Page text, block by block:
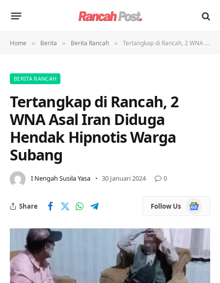
Home » Berita » Berita Rancah » Tertangkap di Rancah, 2 WNA Asal Iran Diduga Hendak Hipnotis Warga Subang
BERITA RANCAH
Tertangkap di Rancah, 2
WNA Asal Iran Diduga
Hendak Hipnotis Warga
Subang
I Nengah Susila Yasa 30 Januari 2024 0
Share Follow Us
Google
News